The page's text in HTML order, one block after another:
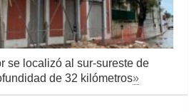
se localizó al sur-sureste de
de 32 kilómetros»